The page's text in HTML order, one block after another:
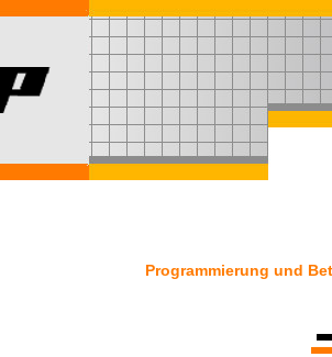
Programmierung und